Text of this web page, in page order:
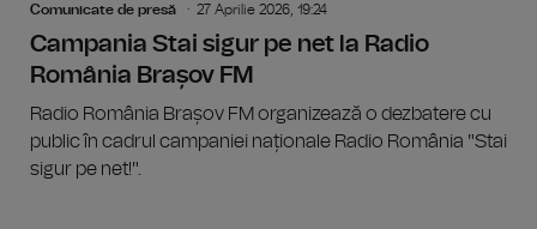
Comunicate de presă 27 Aprilie 2026, 19:24
Campania Stai sigur pe net la Radio
România Brașov FM
Radio România Brașov FM organizează o dezbatere cu
public în cadrul campaniei naționale Radio România "Stai
sigur pe net!".